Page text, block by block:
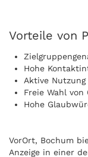
Vorteile von
Hohe
Aktive
Freie Wahl
Hohe
VorOrt, Bochum
Anzeige in einer